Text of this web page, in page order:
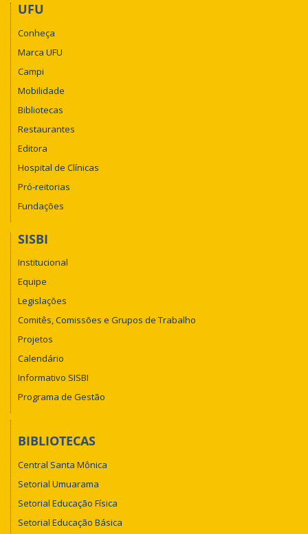
UFU
Conheça
Marca UFU
Campi
Mobilidade
Bibliotecas
Restaurantes
Editora
Hospital de Clínicas
Pró-reitorias
Fundações
SISBI
Institucional
Equipe
Legislações
Comitês, Comissões e Grupos de Trabalho
Projetos
Calendário
Informativo SISBI
Programa de Gestão
BIBLIOTECAS
Central Santa Mônica
Setorial Umuarama
Setorial Educação Física
Setorial Educação Básica